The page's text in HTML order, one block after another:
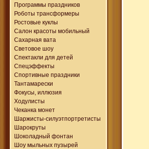
Программы праздников
Роботы трансформеры
Ростовые куклы
Салон красоты мобильный
Сахарная вата
Световое шоу
Спектакли для детей
Спецэффекты
Спортивные праздники
Тантамарески
Фокусы, иллюзия
Ходулисты
Чеканка монет
Шаржисты-силуэтпортретисты
Шарокруты
Шоколадный фонтан
Шоу мыльных пузырей